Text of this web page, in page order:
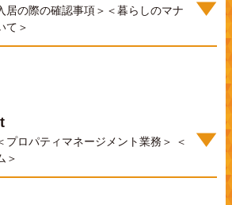
の際の確認事項＞＜暮らしのマナ
て＞
ロパティマネージメント業務＞ ＜
＞